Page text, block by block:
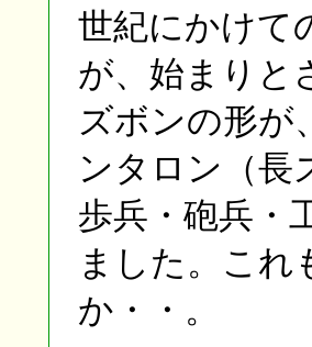
世紀にかけて
が、始まりと
ズボンの形が
ンタロン（長
歩兵・砲兵・
ました。これ
か・・。